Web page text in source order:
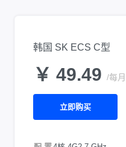
韩国 SK ECS C型
￥ 49.49 /每月
立即购买